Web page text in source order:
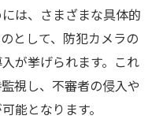
認すべき安全対策
サポート体制の特徴
安全対策
ない安全基準の確認
は、さまざまな具体的
として、防犯カメラの
が挙げられます。これ
視し、不審者の侵入や
能となります。